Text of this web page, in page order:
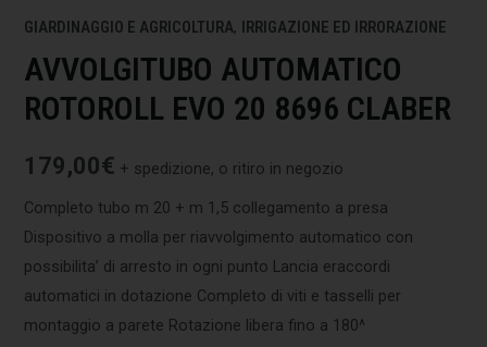
GIARDINAGGIO E AGRICOLTURA, IRRIGAZIONE ED IRRORAZIONE
AVVOLGITUBO AUTOMATICO
ROTOROLL EVO 20 8696 CLABER
179,00€ + spedizione, o ritiro in negozio
Completo tubo m 20 + m 1,5 collegamento a presa
Dispositivo a molla per riavvolgimento automatico con
possibilita’ di arresto in ogni punto Lancia eraccordi
automatici in dotazione Completo di viti e tasselli per
montaggio a parete Rotazione libera fino a 180^